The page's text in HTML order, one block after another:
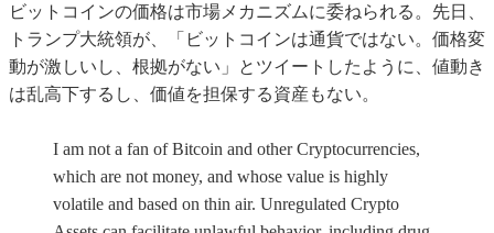
ビットコインの価格は市場メカニズムに委ねられる。先日、
トランプ大統領が、「ビットコインは通貨ではない。価格変
動が激しいし、根拠がない」とツイートしたように、値動き
は乱高下するし、価値を担保する資産もない。
I am not a fan of Bitcoin and other Cryptocurrencies,
which are not money, and whose value is highly
volatile and based on thin air. Unregulated Crypto